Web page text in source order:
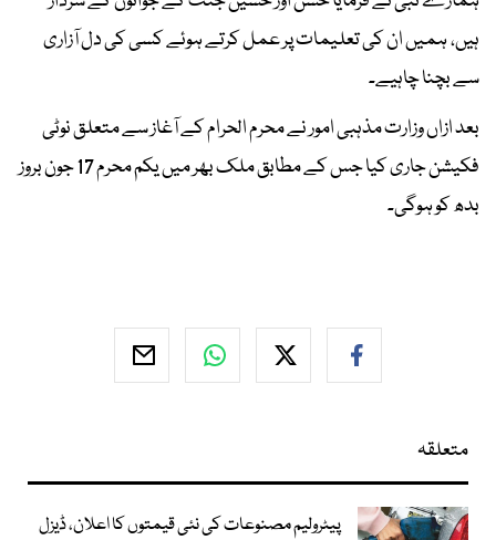
ہیں، ہمیں ان کی تعلیمات پر عمل کرتے ہوئے کسی کی دل آزاری
سے بچنا چاہیے۔
بعد ازاں وزارت مذہبی امور نے محرم الحرام کے آغاز سے متعلق نوٹی
فکیشن جاری کیا جس کے مطابق ملک بھر میں یکم محرم 17 جون بروز
بدھ کو ہوگی۔
متعلقہ
پیٹرولیم مصنوعات کی نئی قیمتوں کا اعلان، ڈیزل